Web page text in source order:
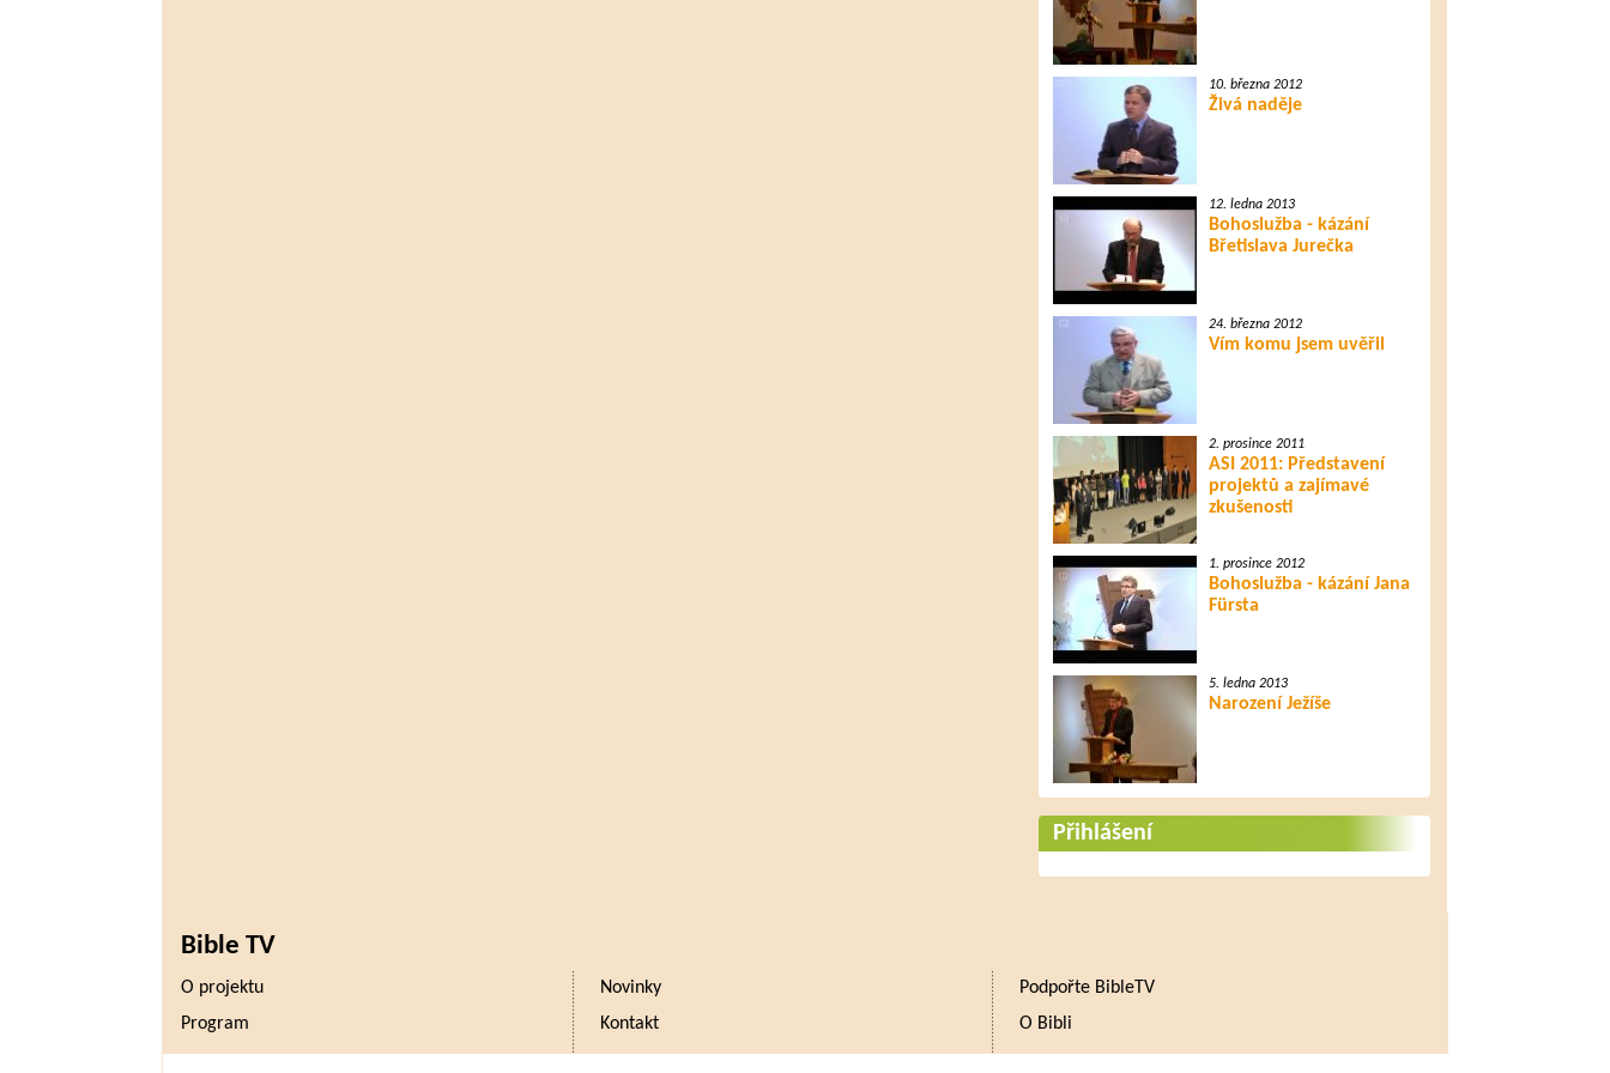
10. března 2012
Živá naděje
12. ledna 2013
Bohoslužba - kázání
Břetislava Jurečka
24. března 2012
Vím komu jsem uvěřil
2. prosince 2011
ASI 2011: Představení
projektů a zajímavé
zkušenosti
1. prosince 2012
Bohoslužba - kázání Jana
Fürsta
5. ledna 2013
Narození Ježíše
Přihlášení
Bible TV
O projektu Novinky
Podpořte BibleTV
Program
Kontakt O Bibli